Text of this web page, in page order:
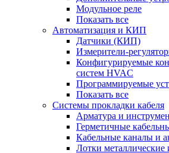
Модульное реле
Показать все
Автоматизация и КИП
Датчики (КИП)
Измерители-
Конфигурируемые
систем HVAC
Программируемые
Показать все
Системы прокладки кабеля
Арматура и
Герметичные
Кабельные каналы и
Лотки